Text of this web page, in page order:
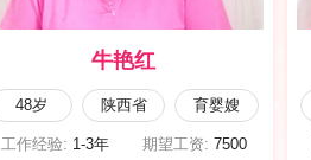
张双萍
49岁 山西省 育儿嫂
工作经验: 1-3年 期望工资: 6000